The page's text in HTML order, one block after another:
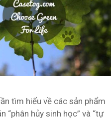
tìm hiểu về các sản phẩm
“phân hủy sinh học” và “tự